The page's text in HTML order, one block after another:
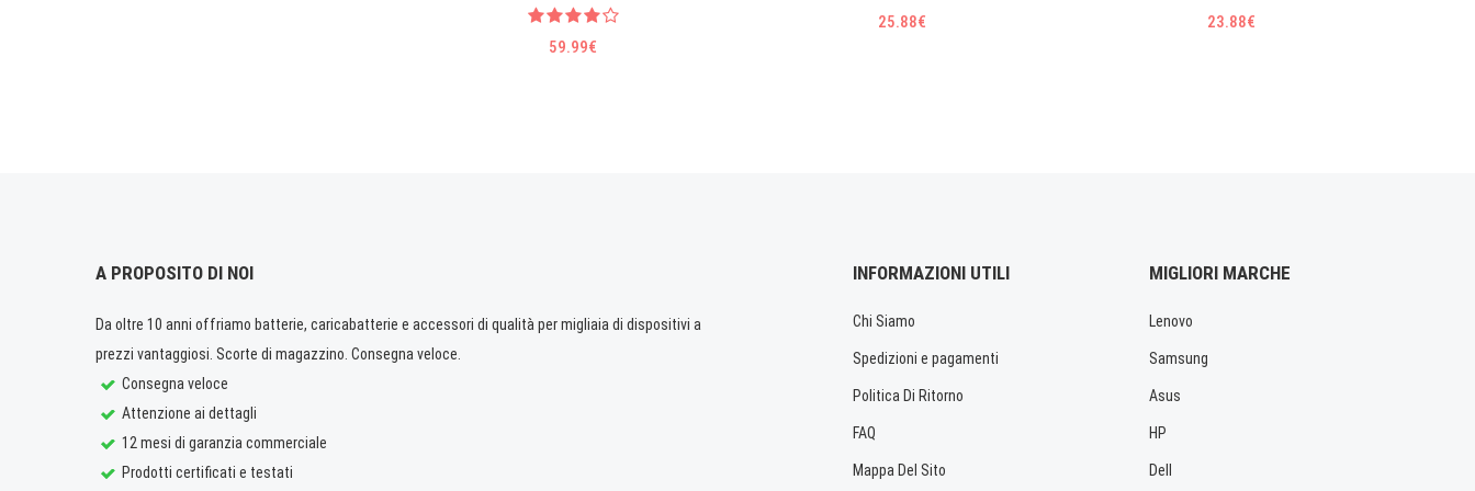
59.99€
25.88€ 23.88€
A PROPOSITO DI NOI
Da oltre 10 anni offriamo batterie, caricabatterie e accessori di qualità per migliaia di dispositivi a
prezzi vantaggiosi. Scorte di magazzino. Consegna veloce.
Consegna veloce
Attenzione ai dettagli
12 mesi di garanzia commerciale
Prodotti certificati e testati
INFORMAZIONI UTILI
Chi Siamo
Spedizioni e pagamenti
Politica Di Ritorno
FAQ
Mappa Del Sito
MIGLIORI MARCHE
Lenovo
Samsung
Asus
HP
Dell